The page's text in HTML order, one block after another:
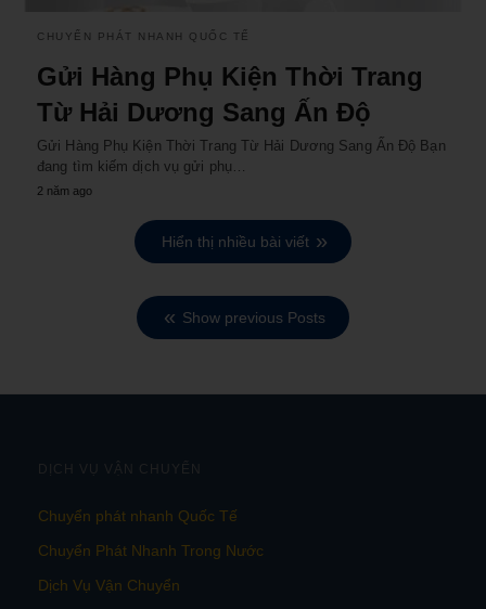
CHUYỂN PHÁT NHANH QUỐC TẾ
Gửi Hàng Phụ Kiện Thời Trang
Từ Hải Dương Sang Ấn Độ
Gửi Hàng Phụ Kiện Thời Trang Từ Hải Dương Sang Ấn Độ Bạn
đang tìm kiếm dịch vụ gửi phụ…
2 năm ago
Hiển thị nhiều bài viết
Show previous Posts
DỊCH VỤ VẬN CHUYỂN
Chuyển phát nhanh Quốc Tế
Chuyển Phát Nhanh Trong Nước
Dịch Vụ Vận Chuyển